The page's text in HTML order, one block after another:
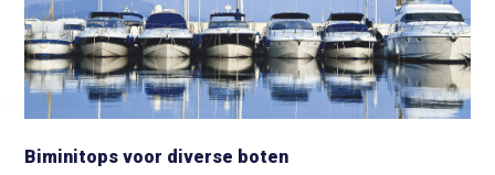
Biminitops voor diverse boten